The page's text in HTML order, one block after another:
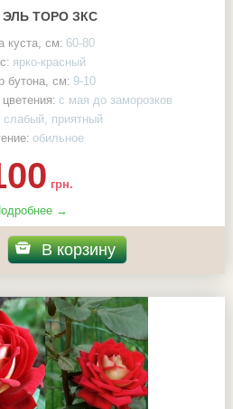
ЭЛЬ ТОРО ЗКС
куста, см: 60-80
ярко-красный
бутона, см: 9-10
с мая до заморозков
слабый, приятный
обильное
грн.
→
В корзину